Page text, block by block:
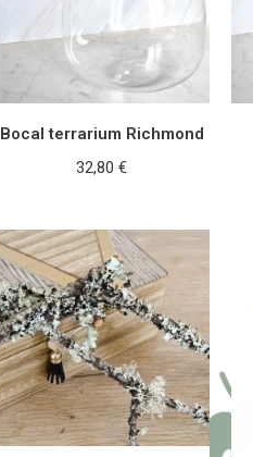
Bocal terrarium Richmond
32,80€